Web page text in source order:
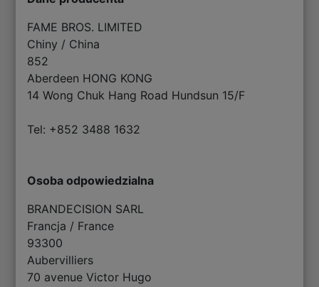
FAME BROS. LIMITED
Chiny / China
852
Aberdeen HONG KONG
14 Wong Chuk Hang Road Hundsun 15/F
Tel: +852 3488 1632
Osoba odpowiedzialna
BRANDECISION SARL
Francja / France
93300
Aubervilliers
70 avenue Victor Hugo